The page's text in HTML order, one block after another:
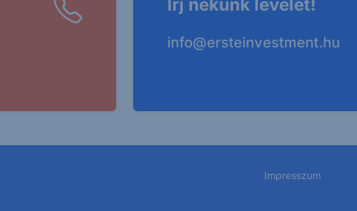
Írj nekünk levelet!
info@ersteinvestment.hu
Impresszum